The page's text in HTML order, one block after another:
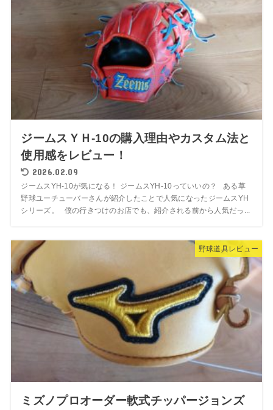
ジームスＹＨ-10の購入理由やカスタム法と
使用感をレビュー！
2026.02.09
ジームスYH-10が気になる！ ジームスYH-10っていいの？ ある草
野球ユーチューバーさんが紹介したことで人気になったジームスYH
シリーズ。 僕の行きつけのお店でも、紹介される前から人気だっ...
野球道具レビュー
ミズノプロオーダー軟式チッパージョンズ